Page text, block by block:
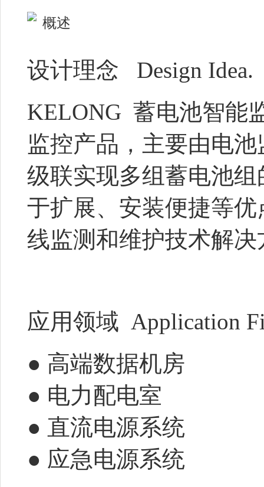
概述
设计理念 Design Idea.
KELONG 蓄电池智能
监控产品，主要由电
级联实现多组蓄电池
于扩展、安装便捷等
线监测和维护技术解决
应用领域 Application
● 高端数据机房
● 电力配电室
● 直流电源系统
● 应急电源系统